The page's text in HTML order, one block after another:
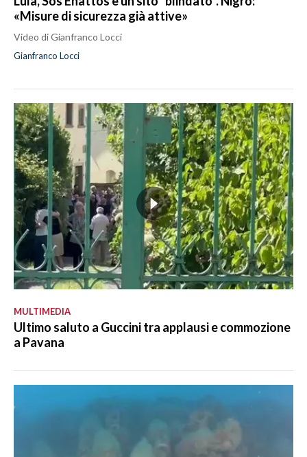
«Misure di sicurezza già attive»
Video di Gianfranco Locci
Gianfranco Locci
MULTIMEDIA
Ultimo saluto a Guccini tra applausi e commozione
a Pavana